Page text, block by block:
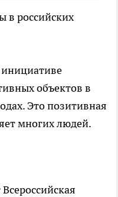
в российских
инициативе
объектов в
Это позитивная
многих людей.